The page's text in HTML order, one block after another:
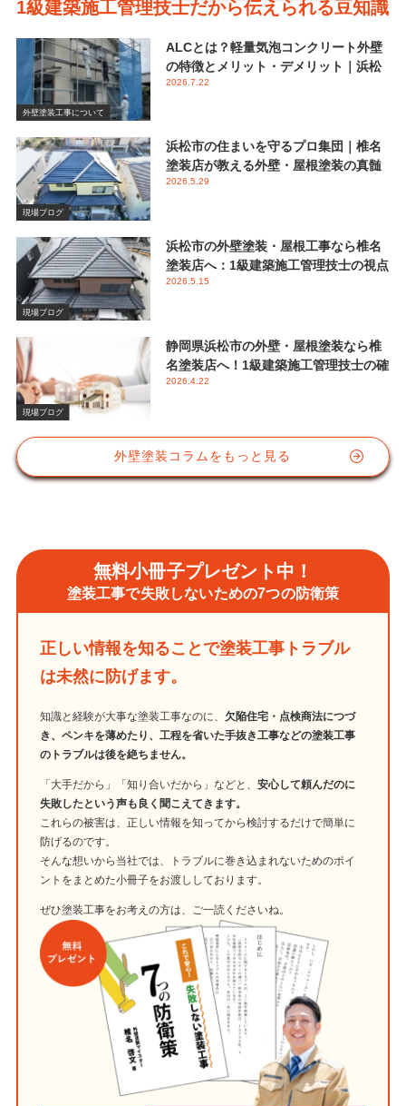
1級建築施工管理技士だから伝えられる豆知識
外壁塗装工事について
ALCとは？軽量気泡コンクリート外壁
の特徴とメリット・デメリット｜浜松
市 椎名塗装店
2026.7.22
現場ブログ
浜松市の住まいを守るプロ集団｜椎名
塗装店が教える外壁・屋根塗装の真髄
と失敗しない業者選び
2026.5.29
現場ブログ
浜松市の外壁塗装・屋根工事なら椎名
塗装店へ：1級建築施工管理技士の視点
で伝える後悔しないメンテナンス
2026.5.15
現場ブログ
静岡県浜松市の外壁・屋根塗装なら椎
名塗装店へ！1級建築施工管理技士の確
かな視点と屋根塗装におけるシリコン
2026.4.22
外壁塗装コラムをもっと見る
無料小冊子プレゼント中！
塗装工事で失敗しないための7つの防衛策
正しい情報を知ることで塗装工事トラブル
は未然に防げます。
知識と経験が大事な塗装工事なのに、 欠陥住宅・点検商法につづ
き、ペンキを薄めたり、工程を省いた手抜き工事などの塗装工事
のトラブルは後を絶ちません。
「大手だから」「知り合いだから」などと、安心して頼んだのに
失敗したという声も良く聞こえてきます。
これらの被害は、正しい情報を知ってから検討するだけで簡単に
防げるのです。
そんな想いから当社では、トラブルに巻き込まれないためのポイ
ントをまとめた小冊子をお渡ししております。
ぜひ塗装工事をお考えの方は、ご一読くださいね。